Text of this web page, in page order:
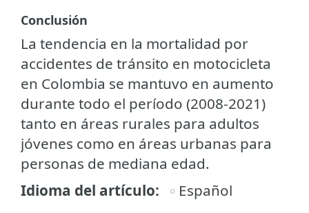
Conclusión
La tendencia en la mortalidad por
accidentes de tránsito en motocicleta
en Colombia se mantuvo en aumento
durante todo el período (2008-2021)
tanto en áreas rurales para adultos
jóvenes como en áreas urbanas para
personas de mediana edad.
Idioma del artículo
Español